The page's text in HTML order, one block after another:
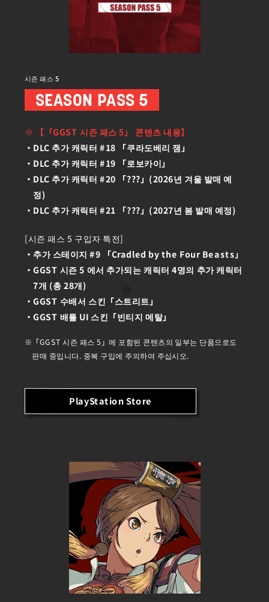
시즌 패스 5
SEASON PASS 5
※ 【「GGST 시즌 패스 5」 콘텐츠 내용】
DLC 추가 캐릭터 #18 「쿠라도베리 잼」
DLC 추가 캐릭터 #19 「로보카이」
DLC 추가 캐릭터 #20 「???」(2026년 겨울 발매 예
정)
DLC 추가 캐릭터 #21 「???」(2027년 봄 발매 예정)
[시즌 패스 5 구입자 특전]
추가 스테이지 #9 「Cradled by the Four Beasts」
GGST 시즌 5 에서 추가되는 캐릭터 4명의 추가 캐릭터
7개 (총 28개)
GGST 수배서 스킨「스트리트」
GGST 배틀 UI 스킨「빈티지 메탈」
「GGST 시즌 패스 5」에 포함된 콘텐츠의 일부는 단품으로도
판매 중입니다. 중복 구입에 주의하여 주십시오.
PlayStation Store